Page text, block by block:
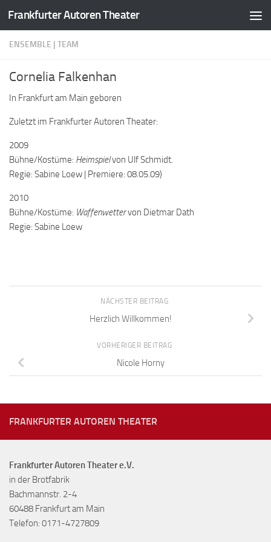
Zum Inhalt springen
Frankfurter Autoren Theater
ENSEMBLE | TEAM
Cornelia Falkenhan
In Frankfurt am Main geboren
Zuletzt im Frankfurter Autoren Theater:
2009
Bühne/Kostüme: Heimspielvon Ulf Schmidt.
Regie: Sabine Loew | Premiere: 08.05.09)
2010
Bühne/Kostüme: Waffenwettervon Dietmar Dath
Regie: Sabine Loew
NÄCHSTER BEITRAG
Herzlich Willkommen!
VORHERIGER BEITRAG
Nicole Horny
FRANKFURTER AUTOREN THEATER
Frankfurter Autoren Theater e.V.
in der Brotfabrik
Bachmannstr. 2-4
60488 Frankfurt am Main
Telefon: 0171-4727809